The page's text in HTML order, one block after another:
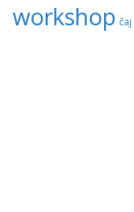
workshop čaj